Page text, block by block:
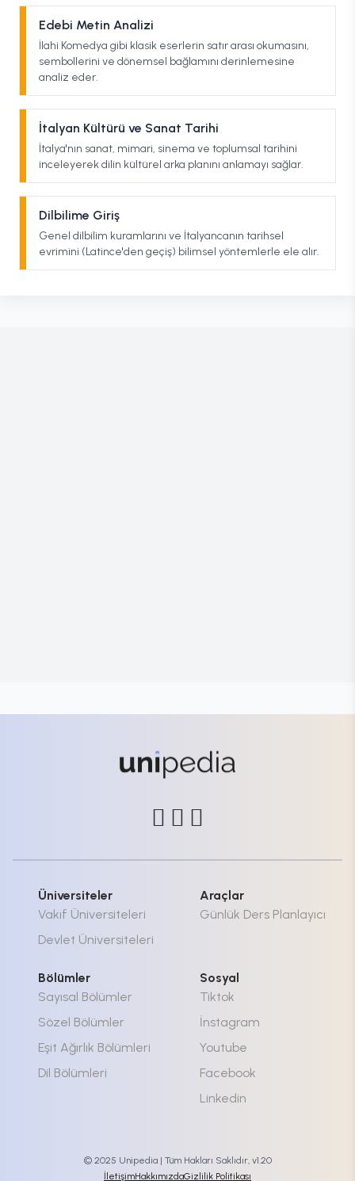
Edebi Metin Analizi
İlahi Komedya gibi klasik eserlerin satır arası okumasını,
sembollerini ve dönemsel bağlamını derinlemesine
analiz eder.
İtalyan Kültürü ve Sanat Tarihi
İtalya'nın sanat, mimari, sinema ve toplumsal tarihini
inceleyerek dilin kültürel arka planını anlamayı sağlar.
Dilbilime Giriş
Genel dilbilim kuramlarını ve İtalyancanın tarihsel
evrimini (Latince'den geçiş) bilimsel yöntemlerle ele alır.
Üniversiteler
Vakıf Üniversiteleri
Devlet Üniversiteleri
Araçlar
Günlük Ders Planlayıcı
Bölümler
Sayısal Bölümler
Sözel Bölümler
Eşit Ağırlık Bölümleri
Dil Bölümleri
Sosyal
Tiktok
İnstagram
Youtube
Facebook
Linkedin
© 2025 Unipedia | Tüm Hakları Saklıdır, v1.20
İletişimHakkımızdaGizlilik Politikası